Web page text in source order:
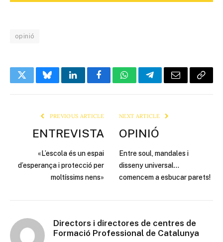
opinió
TwitterBlueskyLinkedInFacebookWhatsAppTelegramEmail Copy
PREVIOUS ARTICLE
ENTREVISTA
«L’escola és un espai
d’esperança i protecció per
moltíssims nens»
NEXT ARTICLE
OPINIÓ
Entre soul, mandales i
disseny universal…
comencem a esbucar parets!
Directors i directores de centres de
Formació Professional de Catalunya